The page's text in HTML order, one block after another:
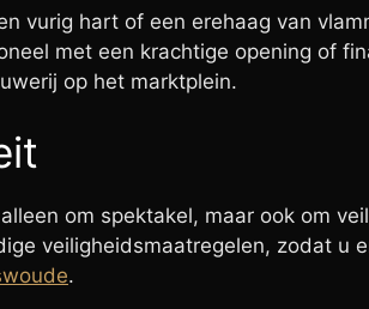
vurig hart of een erehaag van
met een krachtige opening of
op het marktplein.
om spektakel, maar ook om
veiligheidsmaatregelen, zodat u
.